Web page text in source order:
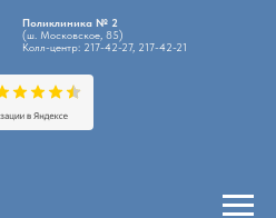
Поликлиника № 2
(ш. Московское, 85)
Колл-центр: 217-42-27, 217-42-21